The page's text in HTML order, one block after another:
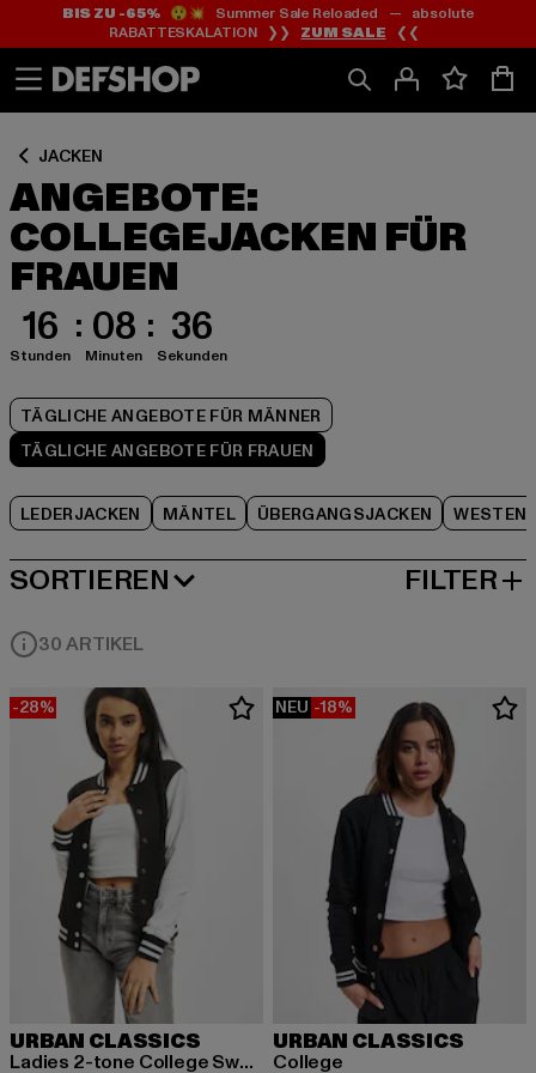
Zum
Inhalt
springen
Zum
Fußzeile
springen
BIS ZU -65%😲💥 Summer Sale Reloaded — absolute
RABATTESKALATION ❯❯ ZUM SALE ❮❮
JACKEN
ANGEBOTE:
COLLEGEJACKEN FÜR
FRAUEN
16
Stunden
08
Minuten
35
Sekunden
TÄGLICHE ANGEBOTE FÜR MÄNNER
TÄGLICHE ANGEBOTE FÜR FRAUEN
LEDERJACKEN MÄNTEL ÜBERGANGSJACKEN WESTEN
Zum
Produktraster
springen
SORTIEREN
BELIEBTESTE FILTER
30 ARTIKEL
-28%
URBAN CLASSICS
Ladies 2-tone College Sweatjacket
NEU -18%
URBAN CLASSICS
College